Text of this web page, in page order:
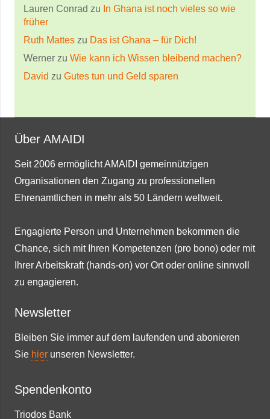
Lauren Conrad zu In Ghana ist noch vieles so wie
früher
Ruth Mattes zu Das ist Ghana – für Dich!
Werner zu Wie kann ich Wissen bleibend machen?
David zu Gutes tun und Geld sparen
Über AMAIDI
Seit 2006 ermöglicht AMAIDI gemeinnützigen
Organisationen den Zugang zu professionellen
Ehrenamtlichen in mehr als 50 Ländern weltweit.
Engagierte Person und Unternehmen bekommen die
Chance, sich mit Ihren Kompetenzen (pro bono) oder mit
Ihrer Arbeitskraft (hands-on) vor Ort oder online sinnvoll
zu engagieren.
Newsletter
Bleiben Sie immer auf dem laufenden und abonieren
Sie hier unseren Newsletter.
Spendenkonto
Triodos Bank